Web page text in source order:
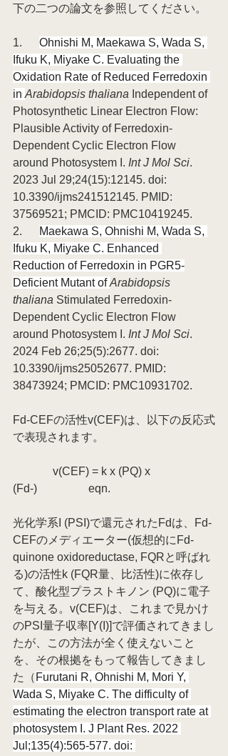
下の二つの論文を参照してください。
1. Ohnishi M, Maekawa S, Wada S,
Ifuku K, Miyake C. Evaluating the
Oxidation Rate of Reduced Ferredoxin
in Arabidopsis thaliana Independent of
Photosynthetic Linear Electron Flow:
Plausible Activity of Ferredoxin-
Dependent Cyclic Electron Flow
around Photosystem I. Int J Mol Sci.
2023 Jul 29;24(15):12145. doi:
10.3390/ijms241512145. PMID:
37569521; PMCID: PMC10419245.
2.
Maekawa S, Ohnishi M, Wada S,
Ifuku K, Miyake C. Enhanced
Reduction of Ferredoxin in PGR5-
Deficient Mutant of Arabidopsis
thaliana Stimulated Ferredoxin-
Dependent Cyclic Electron Flow
around Photosystem I. Int J Mol Sci.
2024 Feb 26;25(5):2677. doi:
10.3390/ijms25052677. PMID:
38473924; PMCID: PMC10931702.
Fd-CEFの活性v(CEF)は、以下の反応式
で表現されます。
v(CEF) = k x (PQ) x
(Fd-)                  eqn.
光化学系I (PSI)で還元されたFdは、Fd-
CEFのメディエーター(仮想的にFd-
quinone oxidoreductase, FQRと呼ばれ
る)の活性k (FQR量、比活性)に依存し
て、酸化型プラストキノン (PQ)に電子
を与える。v(CEF)は、これまで見かけ
のPSI量子収率[Y(I)]で評価されてきまし
たが、この方法が全く使えないこと
を、その根拠をもって報告してきまし
た（ Furutani R, Ohnishi M, Mori Y,
Wada S, Miyake C. The difficulty of
estimating the electron transport rate at
photosystem I. J Plant Res. 2022
Jul;135(4):565-577. doi: